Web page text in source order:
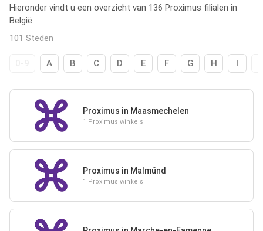
Hieronder vindt u een overzicht van 136 Proximus filialen in
België.
101 Steden
A B C D E F G H I
Proximus in Maasmechelen
1 Proximus winkels
Proximus in Malmünd
1 Proximus winkels